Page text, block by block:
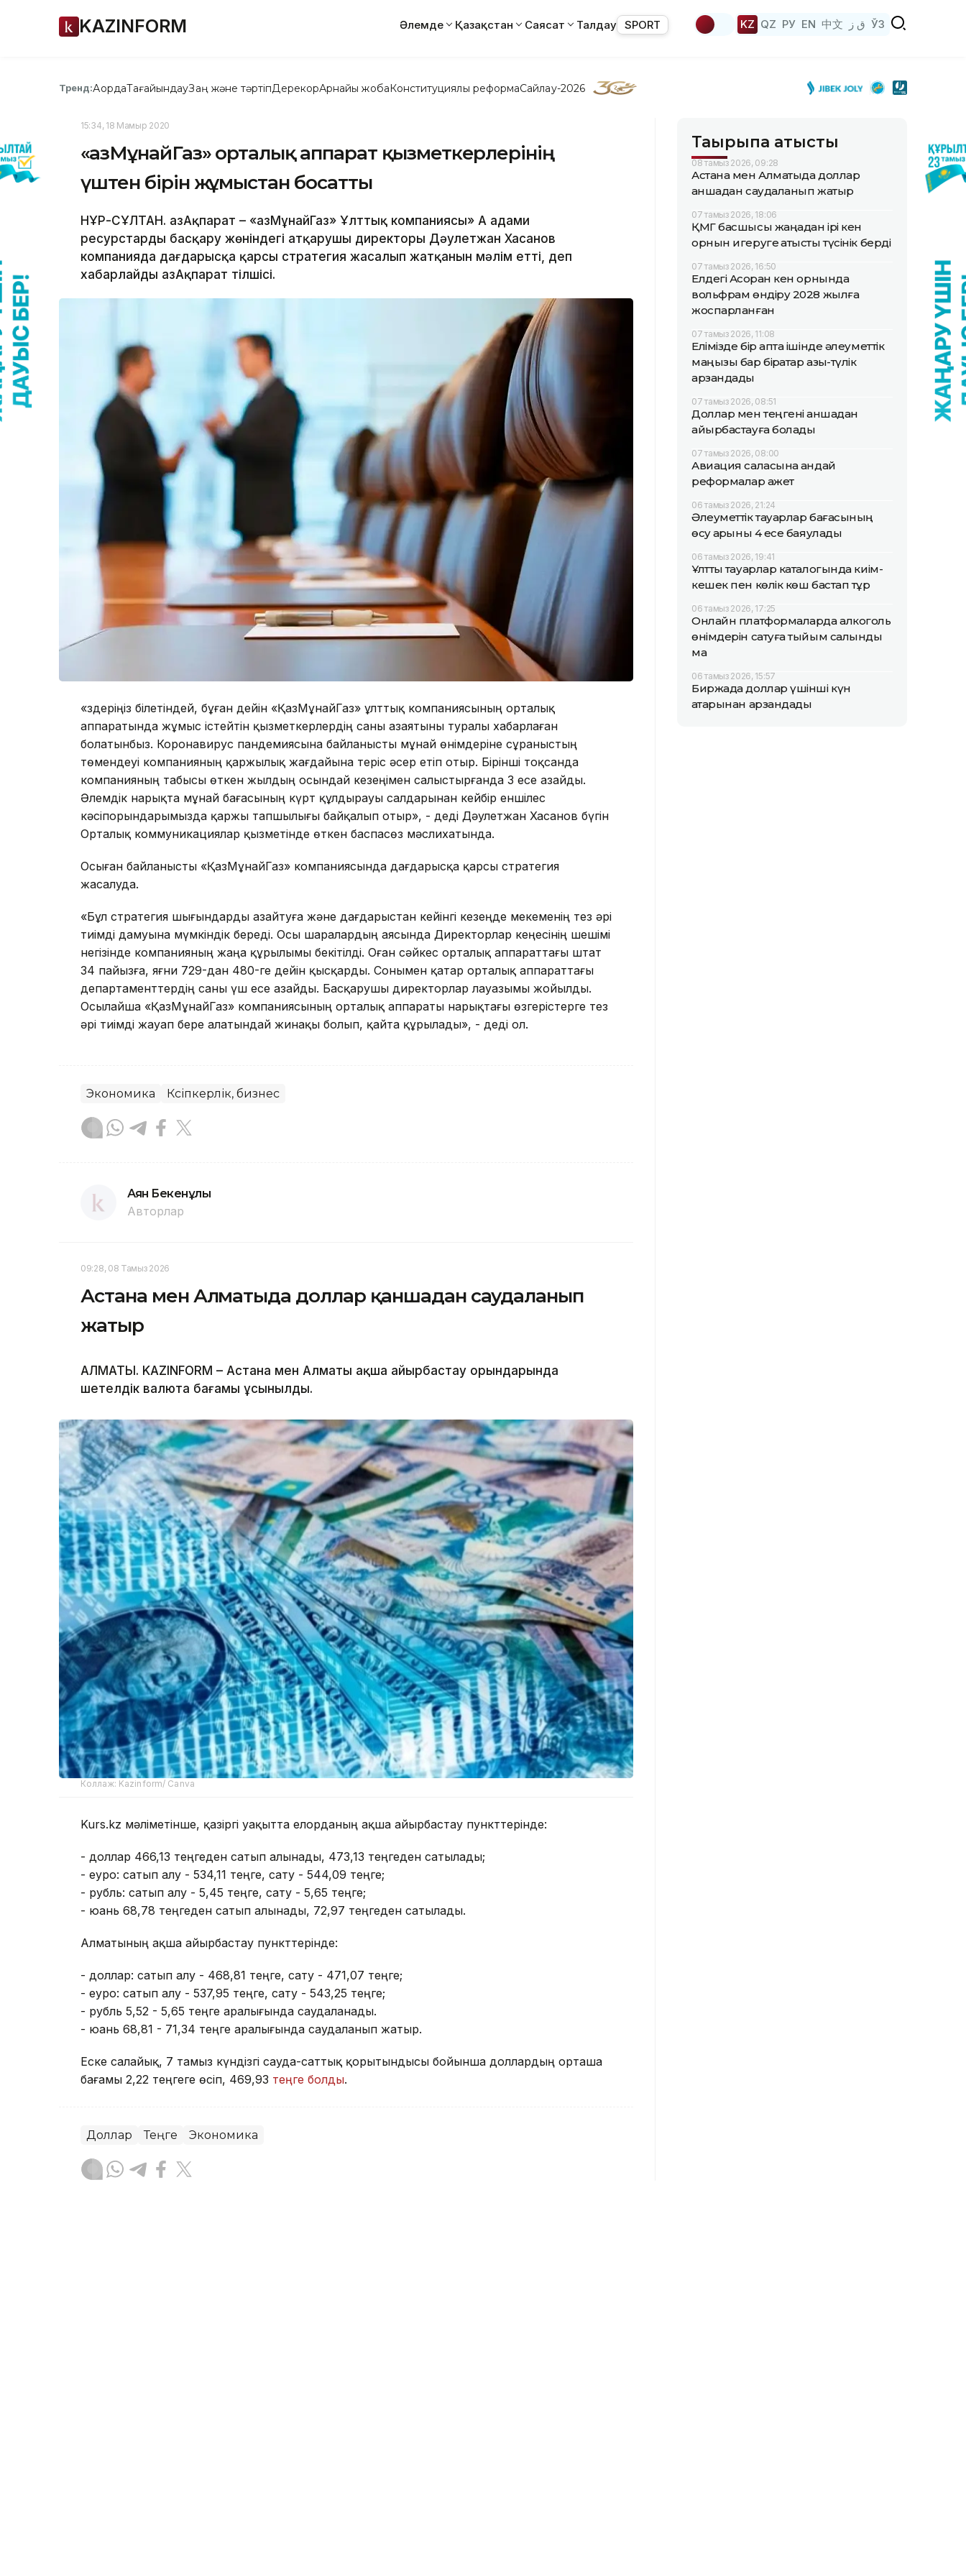
KAZINFORM Әлемде Қазақстан Саясат Талдау SPORT KZ QZ РУ EN 中文 ق ز ЎЗ
Тренд:АқордаТағайындауЗаң және тәртіпДерекқорАрнайы жобаКонституциялық реформаСайлау-2026
15:34, 18 Мамыр 2020
«ҚазМұнайГаз» орталық аппарат қызметкерлерінің
үштен бірін жұмыстан босатты
НҰР-СҰЛТАН. ҚазАқпарат – «ҚазМұнайГаз» Ұлттық компаниясы» АҚ адами
ресурстарды басқару жөніндегі атқарушы директоры Дәулетжан Хасанов
компанияда дағдарысқа қарсы стратегия жасалып жатқанын мәлім етті, деп
хабарлайды ҚазАқпарат тілшісі.
«Өздеріңіз білетіндей, бұған дейін «ҚазМұнайГаз» ұлттық компаниясының орталық
аппаратында жұмыс істейтін қызметкерлердің саны азаятыны туралы хабарлаған
болатынбыз. Коронавирус пандемиясына байланысты мұнай өнімдеріне сұраныстың
төмендеуі компанияның қаржылық жағдайына теріс әсер етіп отыр. Бірінші тоқсанда
компанияның табысы өткен жылдың осындай кезеңімен салыстырғанда 3 есе азайды.
Әлемдік нарықта мұнай бағасының күрт құлдырауы салдарынан кейбір еншілес
кәсіпорындарымызда қаржы тапшылығы байқалып отыр», - деді Дәулетжан Хасанов бүгін
Орталық коммуникациялар қызметінде өткен баспасөз мәслихатында.
Осыған байланысты «ҚазМұнайГаз» компаниясында дағдарысқа қарсы стратегия
жасалуда.
«Бұл стратегия шығындарды азайтуға және дағдарыстан кейінгі кезеңде мекеменің тез әрі
тиімді дамуына мүмкіндік береді. Осы шаралардың аясында Директорлар кеңесінің шешімі
негізінде компанияның жаңа құрылымы бекітілді. Оған сәйкес орталық аппараттағы штат
34 пайызға, яғни 729-дан 480-ге дейін қысқарды. Сонымен қатар орталық аппараттағы
департаменттердің саны үш есе азайды. Басқарушы директорлар лауазымы жойылды.
Осылайша «ҚазМұнайГаз» компаниясының орталық аппараты нарықтағы өзгерістерге тез
әрі тиімді жауап бере алатындай жинақы болып, қайта құрылады», - деді ол.
Экономика Кәсіпкерлік, бизнес
Аян Бекенұлы
Авторлар
09:28, 08 Тамыз 2026
Астана мен Алматыда доллар қаншадан саудаланып
жатыр
АЛМАТЫ. KAZINFORM – Астана мен Алматы ақша айырбастау орындарында
шетелдік валюта бағамы ұсынылды.
Коллаж: Kazinform/ Canva
Kurs.kz мәліметінше, қазіргі уақытта елорданың ақша айырбастау пункттерінде:
- доллар 466,13 теңгеден сатып алынады, 473,13 теңгеден сатылады;
- еуро: сатып алу - 534,11 теңге, сату - 544,09 теңге;
- рубль: сатып алу - 5,45 теңге, сату - 5,65 теңге;
- юань 68,78 теңгеден сатып алынады, 72,97 теңгеден сатылады.
Алматының ақша айырбастау пункттерінде:
- доллар: сатып алу - 468,81 теңге, сату - 471,07 теңге;
- еуро: сатып алу - 537,95 теңге, сату - 543,25 теңге;
- рубль 5,52 - 5,65 теңге аралығында саудаланады.
- юань 68,81 - 71,34 теңге аралығында саудаланып жатыр.
Еске салайық, 7 тамыз күндізгі сауда-саттық қорытындысы бойынша доллардың орташа
бағамы 2,22 теңгеге өсіп, 469,93 теңге болды.
Доллар Теңге Экономика
Тақырыпқа қатысты
08 тамыз 2026, 09:28
Астана мен Алматыда доллар
қаншадан саудаланып жатыр
07 тамыз 2026, 18:06
ҚМГ басшысы жаңадан ірі кен
орнын игеруге қатысты түсінік берді
07 тамыз 2026, 16:50
Елдегі Ақсоран кен орнында
вольфрам өндіру 2028 жылға
жоспарланған
07 тамыз 2026, 11:08
Елімізде бір апта ішінде әлеуметтік
маңызы бар бірқатар азық-түлік
арзандады
07 тамыз 2026, 08:51
Доллар мен теңгені қаншадан
айырбастауға болады
07 тамыз 2026, 08:00
Авиация саласына қандай
реформалар қажет
06 тамыз 2026, 21:24
Әлеуметтік тауарлар бағасының
өсу қарқыны 4 есе баяулады
06 тамыз 2026, 19:41
Ұлттық тауарлар каталогында киім-
кешек пен көлік көш бастап тұр
06 тамыз 2026, 17:25
Онлайн платформаларда алкоголь
өнімдерін сатуға тыйым салынды
ма
06 тамыз 2026, 15:57
Биржада доллар үшінші күн
қатарынан арзандады